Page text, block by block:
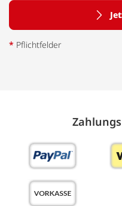
* Pflichtfelder